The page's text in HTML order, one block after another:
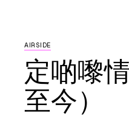
AIRSIDE
定啲嚟
至今）